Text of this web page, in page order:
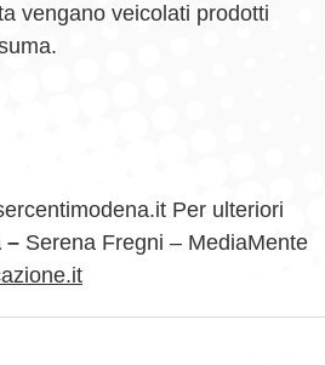
vengano veicolati prodotti
Per ulteriori
– Serena Fregni – MediaMente